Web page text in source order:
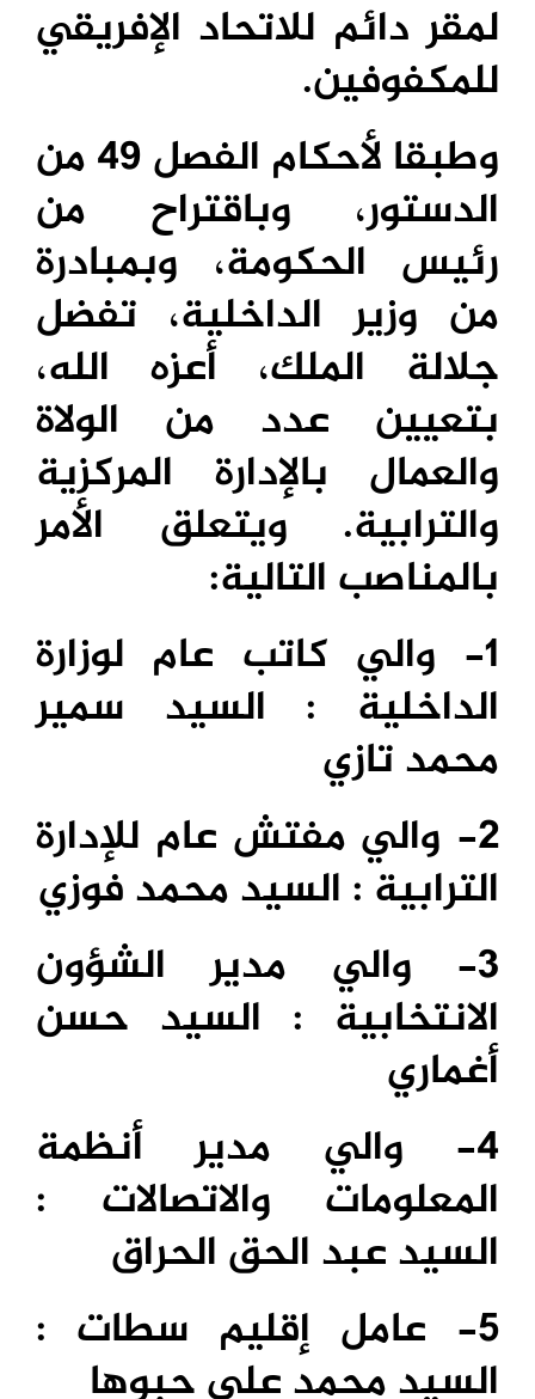
لمقر دائم للاتحاد الإفريقي
للمكفوفين.
وطبقا لأحكام الفصل 49 من
الدستور، وباقتراح من
رئيس الحكومة، وبمبادرة
من وزير الداخلية، تفضل
جلالة الملك، أعزه الله،
بتعيين عدد من الولاة
والعمال بالإدارة المركزية
والترابية. ويتعلق الأمر
بالمناصب التالية:
1- والي كاتب عام لوزارة
الداخلية : السيد سمير
محمد تازي
2- والي مفتش عام للإدارة
الترابية : السيد محمد فوزي
3- والي مدير الشؤون
الانتخابية : السيد حسن
أغماري
4- والي مدير أنظمة
المعلومات والاتصالات :
السيد عبد الحق الحراق
5- عامل إقليم سطات :
السيد محمد علي حبوها